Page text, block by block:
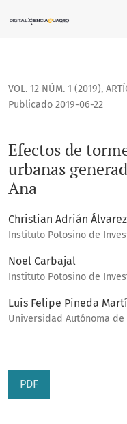
Efectos de tormentas
VOL. 12 NÚM. 1 (2019),
Efectos de
urbanas
Ana
Publicado 2019-06-22
Christian Adrián
Instituto Potosino de
Noel Carbajal
Instituto Potosino de
Luis Felipe Pineda
Universidad Autónoma de
PDF